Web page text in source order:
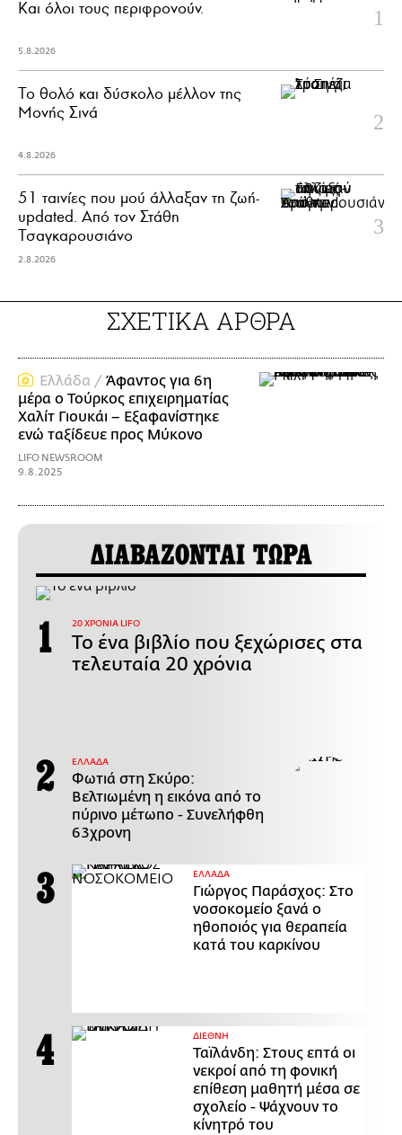
Και όλοι τους περιφρονούν.
5.8.2026
Το θολό και δύσκολο μέλλον της
Μονής Σινά
4.8.2026
51 ταινίες που μού άλλαξαν τη ζωή-
updated. Aπό τον Στάθη
Τσαγκαρουσιάνο
2.8.2026
ΣΧΕΤΙΚΑ ΑΡΘΡΑ
Ελλάδα / Άφαντος για 6η
μέρα ο Τούρκος επιχειρηματίας
Χαλίτ Γιουκάι – Εξαφανίστηκε
ενώ ταξίδευε προς Μύκονο
LIFO NEWSROOM
9.8.2025
ΔΙΑΒΑΖΟΝΤΑΙ ΤΩΡΑ
20 ΧΡΟΝΙΑ LIFO
Το ένα βιβλίο που ξεχώρισες στα
τελευταία 20 χρόνια
ΕΛΛΑΔΑ
Φωτιά στη Σκύρο:
Βελτιωμένη η εικόνα από το
πύρινο μέτωπο - Συνελήφθη
63χρονη
ΕΛΛΑΔΑ
Γιώργος Παράσχος: Στο
νοσοκομείο ξανά ο
ηθοποιός για θεραπεία
κατά του καρκίνου
ΔΙΕΘΝΗ
Ταϊλάνδη: Στους επτά οι
νεκροί από τη φονική
επίθεση μαθητή μέσα σε
σχολείο - Ψάχνουν το
κίνητρό του